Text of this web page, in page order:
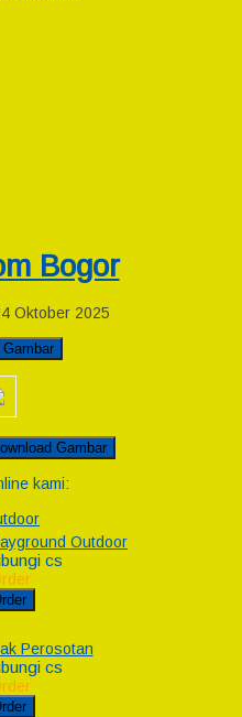
Bogor
Oktober 2025
Gambar
Gambar
kami:
Outdoor
cs
Perosotan
cs